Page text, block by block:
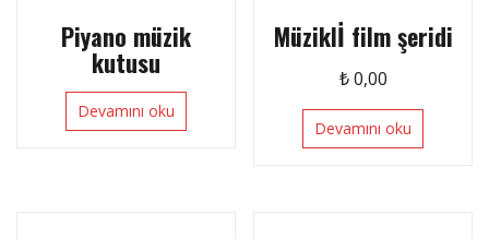
Piyano müzik
kutusu
Devamını oku
Müziklİ film şeridi
₺0,00
Devamını oku